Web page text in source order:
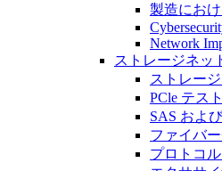
製造にお
Network
ストレージネッ
ストレー
PCle テス
SAS およ
ファイバ
プロトコ